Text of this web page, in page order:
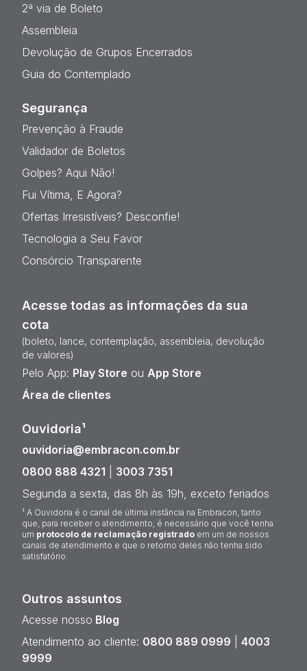
2ª via de Boleto
Assembleia
Devolução de Grupos Encerrados
Guia do Contemplado
Segurança
Prevenção à Fraude
Validador de Boletos
Golpes? Aqui Não!
Fui Vítima, E Agora?
Ofertas Irresistíveis? Desconfie!
Tecnologia a Seu Favor
Consórcio Transparente
Acesse todas as informações da sua
cota
(boleto, lance, contemplação, assembleia, devolução
de valores)
Pelo App: Play Store ou App Store
Área de clientes
Ouvidoria¹
ouvidoria@embracon.com.br
0800 888 4321
3003 7351
Segunda a sexta, das 8h às 19h, exceto feriados
¹ A Ouvidoria é o canal de última instância na Embracon, tanto
que, para receber o atendimento, é necessário que você tenha
um protocolo de reclamação registrado em um de nossos
canais de atendimento e que o retorno deles não tenha sido
satisfatório.
Outros assuntos
Acesse nosso Blog
Atendimento ao cliente: 0800 889 0999
4003
9999